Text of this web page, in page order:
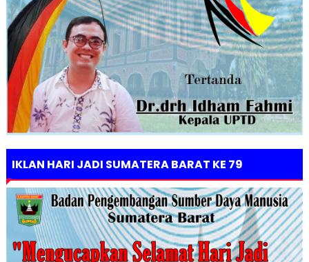
IKLAN HARI JADI SUMATERA BARAT KE 79